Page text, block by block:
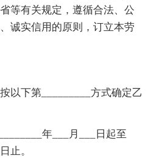
等有关规定，遵循合法、公
诚实信用的原则，订立本劳
以下第_________方式确定乙
年___月___日起至
止。